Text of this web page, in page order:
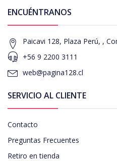
ENCUÉNTRANOS
Paicavi 128, Plaza Perú, ,
+56 9 2200 3111
web@pagina128.cl
SERVICIO AL CLIENTE
Contacto
Preguntas Frecuentes
Retiro en tienda